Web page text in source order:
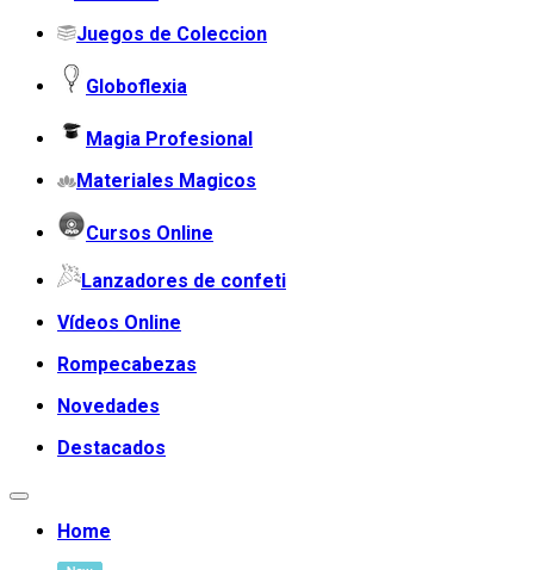
Juegos de Coleccion
Globoflexia
Magia Profesional
Materiales Magicos
Cursos Online
Lanzadores de confeti
Vídeos Online
Rompecabezas
Novedades
Destacados
Home